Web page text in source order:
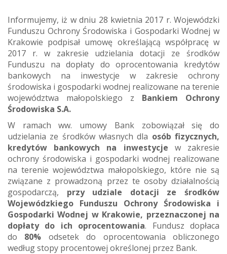
Informujemy, iż w dniu 28 kwietnia 2017 r. Wojewódzki
Funduszu Ochrony Środowiska i Gospodarki Wodnej w
Krakowie podpisał umowę określającą współpracę w
2017 r. w zakresie udzielania dotacji ze środków
Funduszu na dopłaty do oprocentowania kredytów
bankowych na inwestycje w zakresie ochrony
środowiska i gospodarki wodnej realizowane na terenie
województwa małopolskiego z Bankiem Ochrony
Środowiska S.A.
W ramach ww. umowy Bank zobowiązał się do
udzielania ze środków własnych dla osób fizycznych,
kredytów bankowych na inwestycje w zakresie
ochrony środowiska i gospodarki wodnej realizowane
na terenie województwa małopolskiego, które nie są
związane z prowadzoną przez te osoby działalnością
gospodarczą, przy udziale dotacji ze środków
Wojewódzkiego Funduszu Ochrony Środowiska i
Gospodarki Wodnej w Krakowie, przeznaczonej na
dopłaty do ich oprocentowania. Fundusz dopłaca
do 80% odsetek do oprocentowania obliczonego
według stopy procentowej określonej przez Bank.